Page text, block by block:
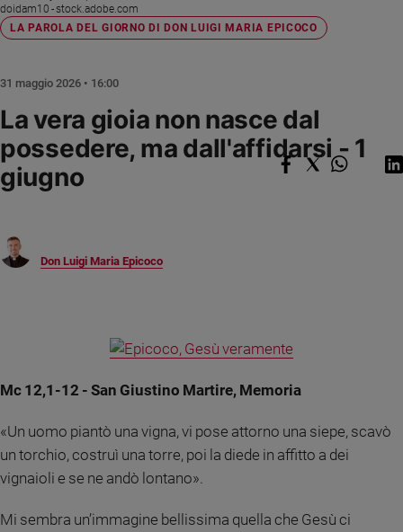
Chiesa
e
Santi
Devozione
e
giorno
valori
e
Creato
Volontariato
Aziende
LA PAROLA DEL GIORNO DI DON LUIGI MARIA EPICOCO
La vera gioia non nasce dal
possedere, ma dall'affidarsi - 1
giugno
doidam10 - stock.adobe.com
Don Luigi Maria Epicoco
31 maggio 2026 • 16:00
Mc 12,1-12 - San Giustino Martire, Memoria
«Un uomo piantò una vigna, vi pose attorno una siepe, scavò
un torchio, costruì una torre, poi la diede in affitto a dei
vignaioli e se ne andò lontano».
Mi sembra un’immagine bellissima quella che Gesù ci